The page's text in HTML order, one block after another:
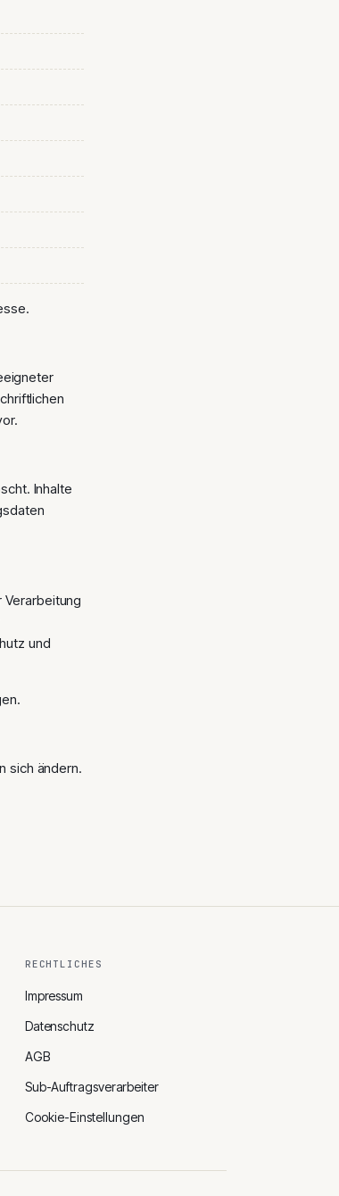
Inhalte
Verarbeitung
und
sich ändern.
RECHTLICHES
Impressum
Datenschutz
AGB
Sub-Auftragsverarbeiter
Cookie-Einstellungen